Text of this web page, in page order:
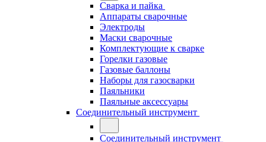
Сварка и пайка
Аппараты сварочные
Электроды
Маски сварочные
Комплектующие к сварке
Горелки газовые
Газовые баллоны
Наборы для газосварки
Паяльники
Паяльные аксессуары
Соединительный инструмент
Соединительный инструмент